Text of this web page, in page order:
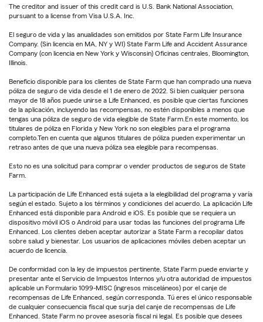
The creditor and issuer of this credit card is U.S. Bank National Association,
pursuant to a license from Visa U.S.A. Inc.
El seguro de vida y las anualidades son emitidos por State Farm Life Insurance
Company. (Sin licencia en MA, NY y WI) State Farm Life and Accident Assurance
Company (con licencia en New York y Wisconsin) Oficinas centrales, Bloomington,
Illinois.
Beneficio disponible para los clientes de State Farm que han comprado una nueva
póliza de seguro de vida desde el 1 de enero de 2022. Si bien cualquier persona
mayor de 18 años puede unirse a Life Enhanced, es posible que ciertas funciones
de la aplicación, incluyendo las recompensas, no estén disponibles a menos que
tengas una póliza de seguro de vida elegible de State Farm.En este momento, los
titulares de póliza en Florida y New York no son elegibles para el programa
completo.Ten en cuenta que algunos titulares de póliza pueden experimentar un
retraso antes de que una nueva póliza sea elegible para recompensas.
Esto no es una solicitud para comprar o vender productos de seguros de State
Farm.
La participación de Life Enhanced está sujeta a la elegibilidad del programa y varía
según el estado. Sujeto a los términos y condiciones del acuerdo. La aplicación Life
Enhanced está disponible para Android e iOS. Es posible que se requiera un
dispositivo móvil iOS o Android para usar todas las funciones del programa Life
Enhanced. Los clientes deben aceptar autorizar a State Farm a recopilar datos
sobre salud y bienestar. Los usuarios de aplicaciones móviles deben aceptar un
acuerdo de licencia.
De conformidad con la ley de impuestos pertinente, State Farm puede enviarte y
presentar ante el Servicio de Impuestos Internos y/u otra autoridad de impuestos
aplicable un Formulario 1099-MISC (ingresos misceláneos) por el canje de
recompensas de Life Enhanced, según corresponda. Tú eres el único responsable
de cualquier consecuencia fiscal que surja del canje de recompensas de Life
Enhanced. State Farm no provee asesoría fiscal ni legal. Es posible que desees